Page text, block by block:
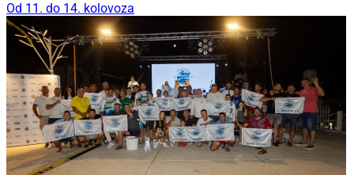
Od 11. do 14. kolovoza